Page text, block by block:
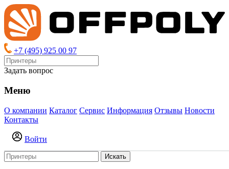
+7 (495) 925 00 97
Задать вопрос
Меню
О компании Каталог Сервис Информация Отзывы Новости
Контакты
Войти
Искать